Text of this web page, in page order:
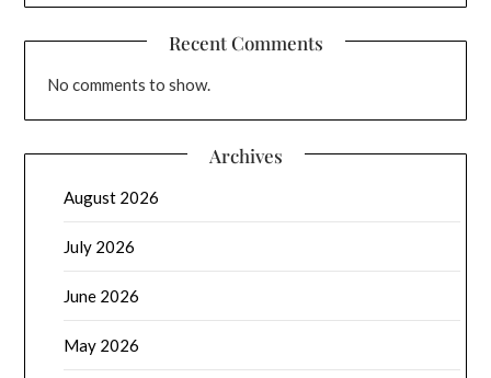
Recent Comments
No comments to show.
Archives
August 2026
July 2026
June 2026
May 2026